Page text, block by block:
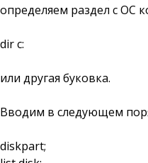
определяем раздел с ОС
dir c:
или другая буковка.
Вводим в следующем
diskpart;